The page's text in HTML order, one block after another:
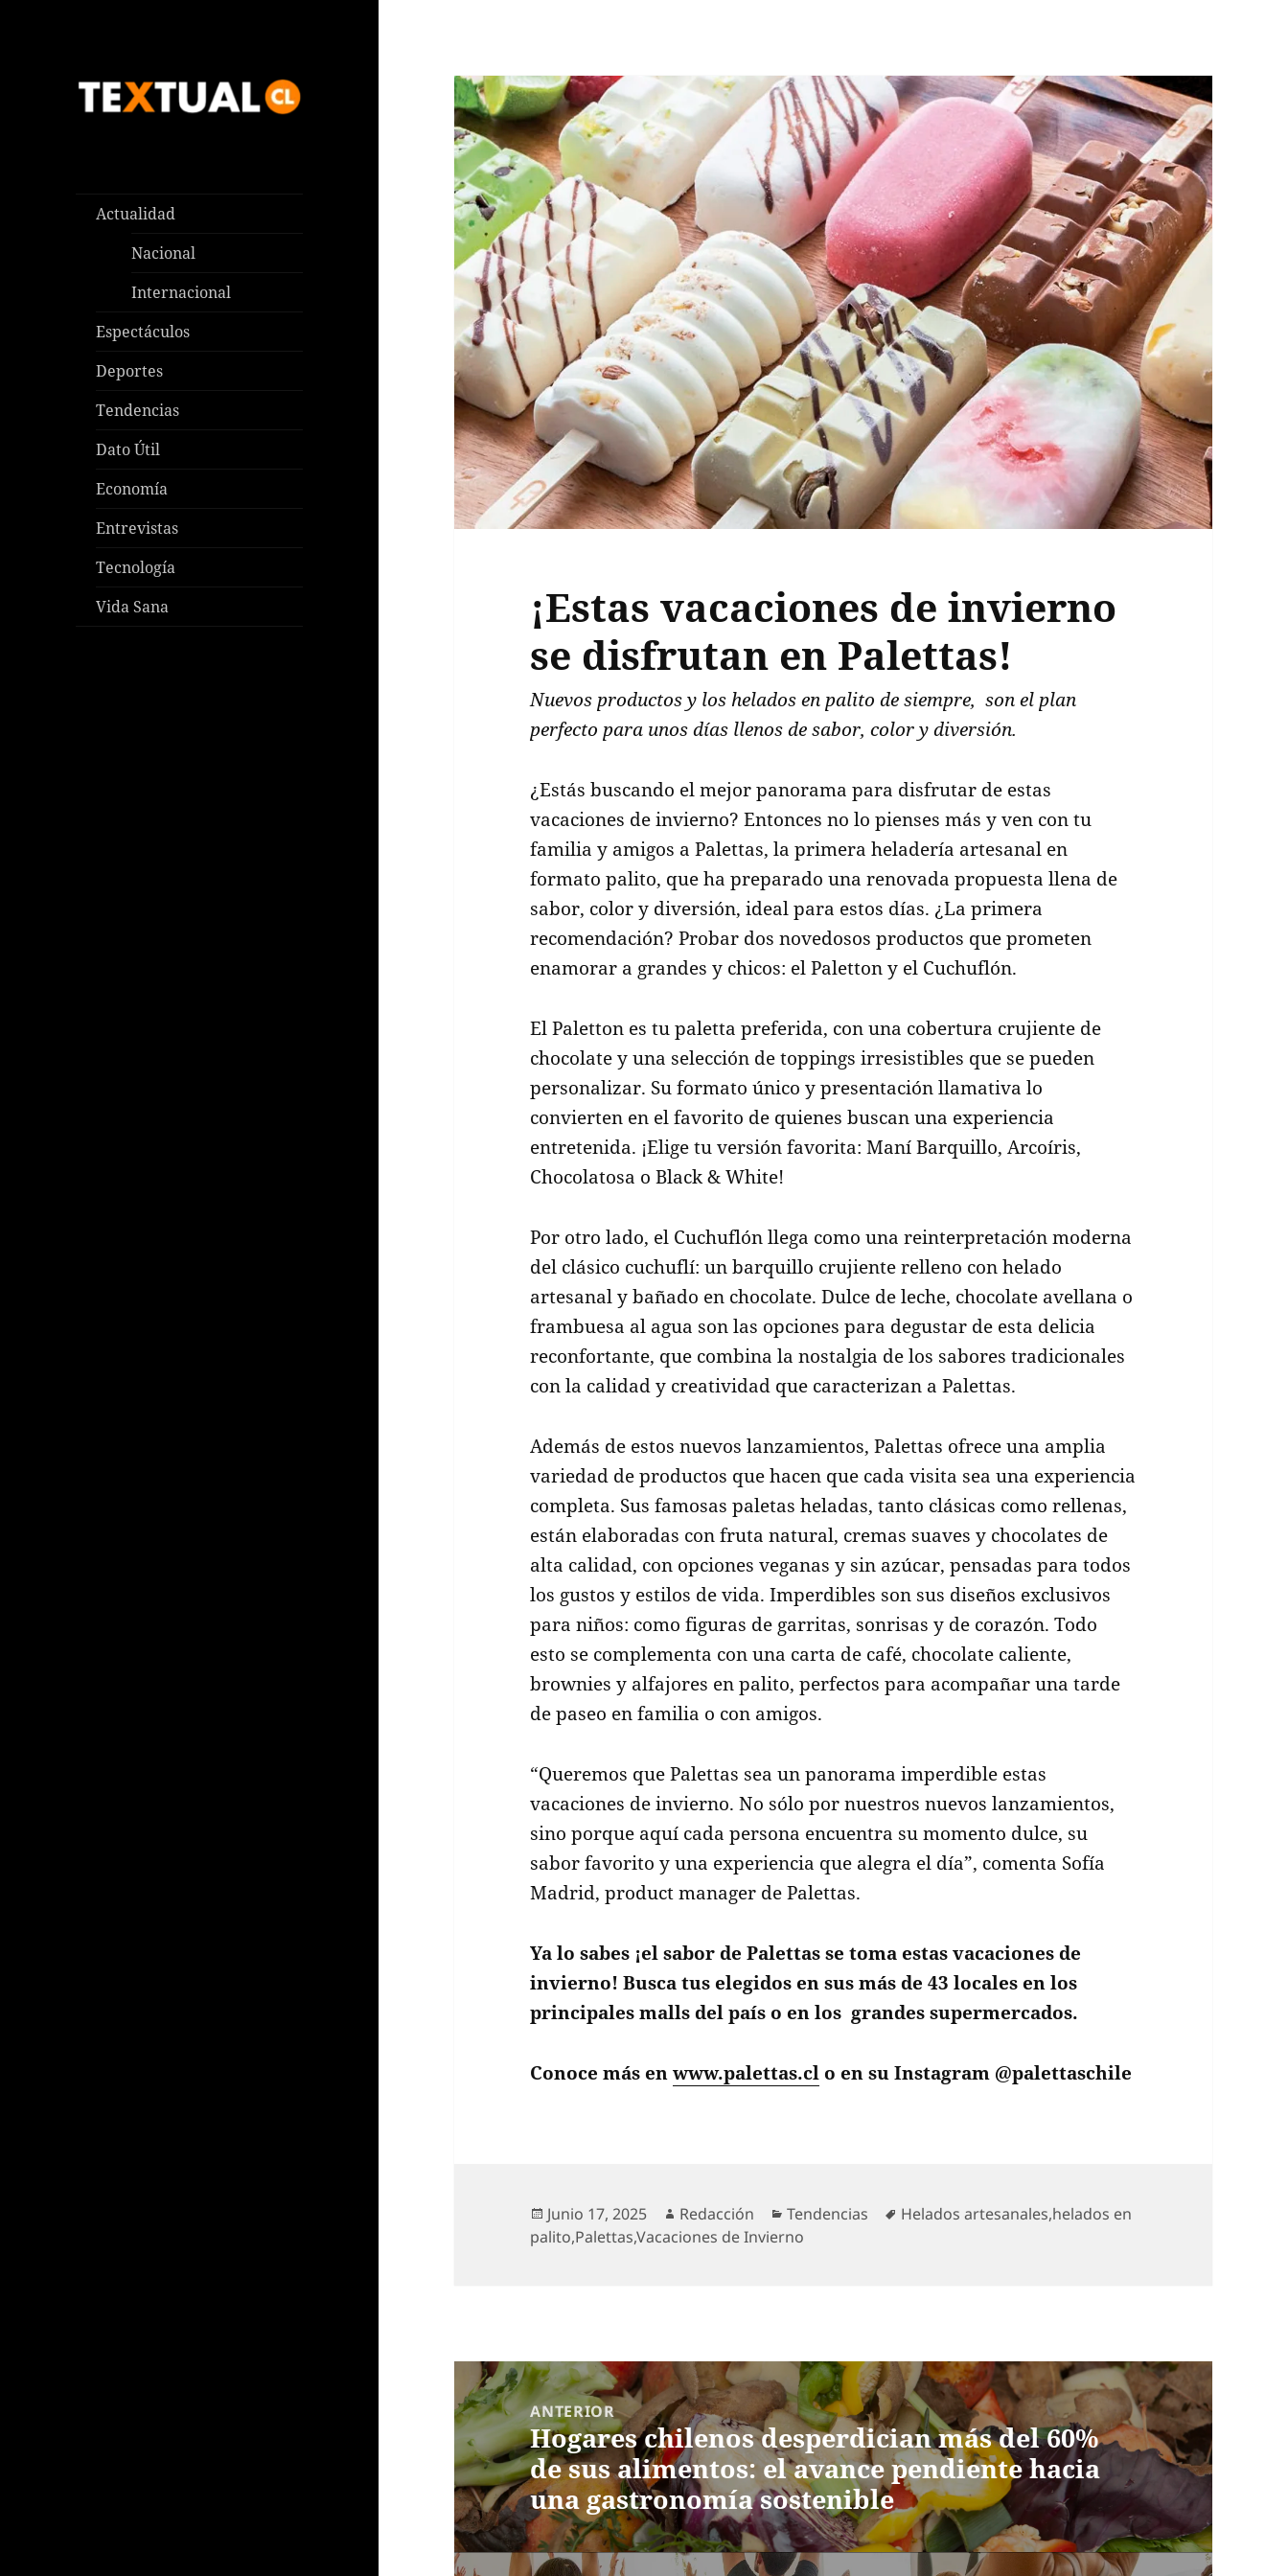
Actualidad
Nacional
Internacional
Espectáculos
Deportes
Tendencias
Dato Útil
Economía
Entrevistas
Tecnología
Vida Sana
¡Estas vacaciones de invierno
se disfrutan en Palettas!
Nuevos productos y los helados en palito de siempre, son el plan
perfecto para unos días llenos de sabor, color y diversión.
¿Estás buscando el mejor panorama para disfrutar de estas
vacaciones de invierno? Entonces no lo pienses más y ven con tu
familia y amigos a Palettas, la primera heladería artesanal en
formato palito, que ha preparado una renovada propuesta llena de
sabor, color y diversión, ideal para estos días. ¿La primera
recomendación? Probar dos novedosos productos que prometen
enamorar a grandes y chicos: el Paletton y el Cuchuflón.
El Paletton es tu paletta preferida, con una cobertura crujiente de
chocolate y una selección de toppings irresistibles que se pueden
personalizar. Su formato único y presentación llamativa lo
convierten en el favorito de quienes buscan una experiencia
entretenida. ¡Elige tu versión favorita: Maní Barquillo, Arcoíris,
Chocolatosa o Black & White!
Por otro lado, el Cuchuflón llega como una reinterpretación moderna
del clásico cuchuflí: un barquillo crujiente relleno con helado
artesanal y bañado en chocolate. Dulce de leche, chocolate avellana o
frambuesa al agua son las opciones para degustar de esta delicia
reconfortante, que combina la nostalgia de los sabores tradicionales
con la calidad y creatividad que caracterizan a Palettas.
Además de estos nuevos lanzamientos, Palettas ofrece una amplia
variedad de productos que hacen que cada visita sea una experiencia
completa. Sus famosas paletas heladas, tanto clásicas como rellenas,
están elaboradas con fruta natural, cremas suaves y chocolates de
alta calidad, con opciones veganas y sin azúcar, pensadas para todos
los gustos y estilos de vida. Imperdibles son sus diseños exclusivos
para niños: como figuras de garritas, sonrisas y de corazón. Todo
esto se complementa con una carta de café, chocolate caliente,
brownies y alfajores en palito, perfectos para acompañar una tarde
de paseo en familia o con amigos.
“Queremos que Palettas sea un panorama imperdible estas
vacaciones de invierno. No sólo por nuestros nuevos lanzamientos,
sino porque aquí cada persona encuentra su momento dulce, su
sabor favorito y una experiencia que alegra el día”, comenta Sofía
Madrid, product manager de Palettas.
Ya lo sabes ¡el sabor de Palettas se toma estas vacaciones de
invierno! Busca tus elegidos en sus más de 43 locales en los
principales malls del país o en los grandes supermercados.
Conoce más enwww.palettas.cl o en su Instagram @palettaschile
Publicado
el
Junio 17, 2025 Autor
Redacción Categorías
Tendencias Etiquetas
Helados artesanales,helados en
palito,Palettas,Vacaciones de Invierno
Navegación
de
entradas
ANTERIOR
Entrada
anterior:
Hogares chilenos desperdician más del 60%
de sus alimentos: el avance pendiente hacia
una gastronomía sostenible